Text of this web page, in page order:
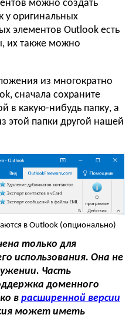
можно создать
у оригинальных
элементов Outlook есть
их также можно
из многократно
сначала сохраните
в какую-нибудь папку, а
этой папки другой нашей
в Outlook (опционально)
только для
использования. Она не
Часть
доменного
в расширенной версии
может иметь